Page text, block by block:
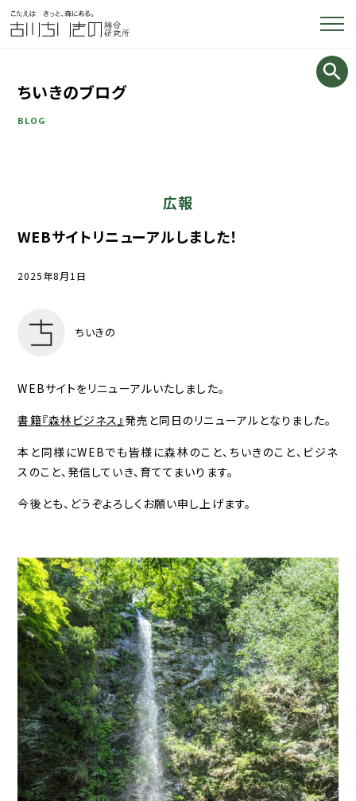
ちいきのブログ
BLOG
広報
WEBサイトリニューアルしました！
2025年8月1日
ちいきの
WEBサイトをリニューアルいたしました。
書籍『森林ビジネス』 発売と同日のリニューアルとなりました。
本と同様にWEBでも皆様に森林のこと、ちいきのこと、ビジネ
スのこと、発信していき、育ててまいります。
今後とも、どうぞよろしくお願い申し上げます。